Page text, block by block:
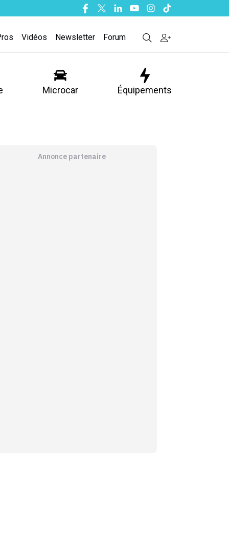
Facebook
TwitterLinkedinYoutubeInstagram
Tiktok
Vidéos Newsletter Forum
Microcar Équipements
Annonce partenaire